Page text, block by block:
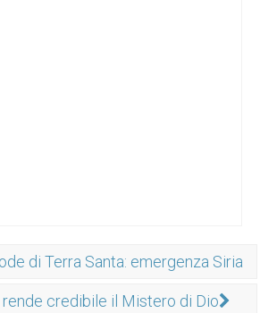
di Terra Santa: emergenza Siria
credibile il Mistero di Dio